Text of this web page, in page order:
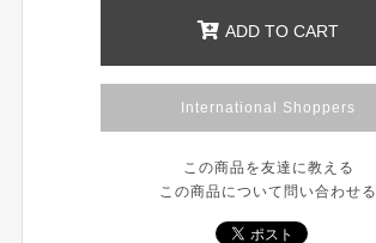
ADD TO CART
International Shoppers
この商品を友達に教える
この商品について問い合わせる